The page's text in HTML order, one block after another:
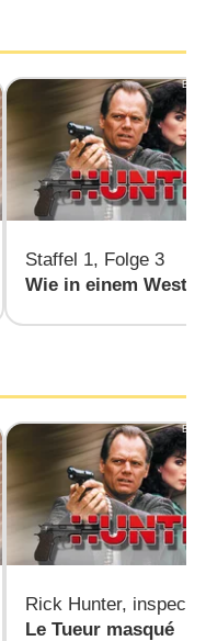
Bild:
Staffel 1, Folge 3
Wie in einem
Bild:
Rick Hunter,
Le Tueur masqué